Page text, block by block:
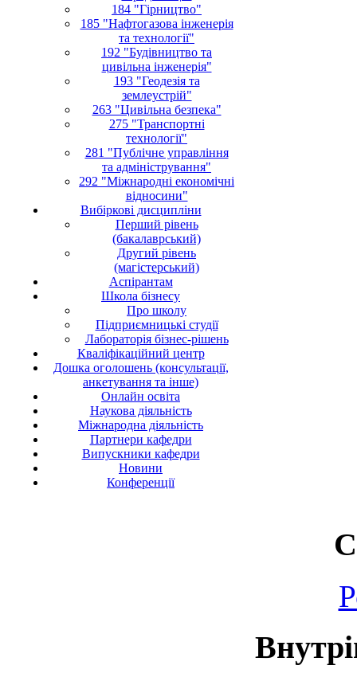
184 "Гірництво"
185 "Нафтогазова інженерія
та технології"
192 "Будівництво та
цивільна інженерія"
193 "Геодезія та
землеустрій"
263 "Цивільна безпека"
275 "Транспортні
технології"
281 "Публічне управління
та адміністрування"
292 "Міжнародні економічні
відносини"
Вибіркові дисципліни
Перший рівень
(бакалаврський)
Другий рівень
(магістерський)
Аспірантам
Школа бізнесу
Про школу
Підприємницькі студії
Лабораторія бізнес-рішень
Кваліфікаційний центр
Дошка оголошень (консультації,
анкетування та інше)
Онлайн освіта
Наукова діяльність
Міжнародна діяльність
Партнери кафедри
Випускники кафедри
Новини
Конференції